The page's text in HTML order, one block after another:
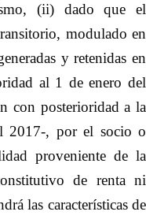
(ii) dado que el
modulado en
y retenidas en
al 1 de enero del
con posterioridad a la
2017-, por el socio o
proveniente de la
de renta ni
las características de